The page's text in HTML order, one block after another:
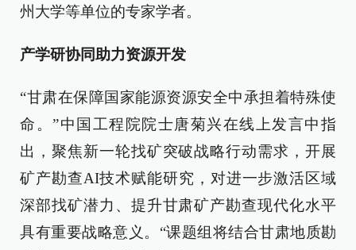
州大学等单位的专家学者。
产学研协同助力资源开发
“甘肃在保障国家能源资源安全中承担着特殊使
命。”中国工程院院士唐菊兴在线上发言中指
出，聚焦新一轮找矿突破战略行动需求，开展
矿产勘查AI技术赋能研究，对进一步激活区域
深部找矿潜力、提升甘肃矿产勘查现代化水平
具有重要战略意义。“课题组将结合甘肃地质勘